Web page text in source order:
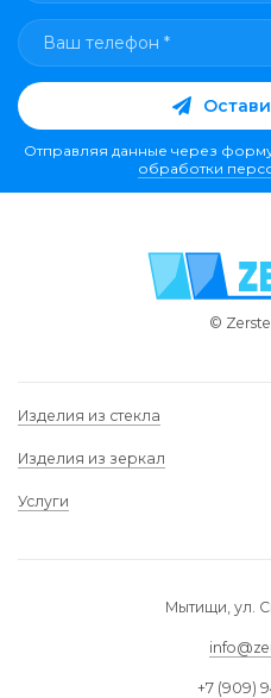
Отправляя данные через
обработки
©
Изделия из стекла
Изделия из зеркал
Услуги
Мытищи, ул.
+7 (909)